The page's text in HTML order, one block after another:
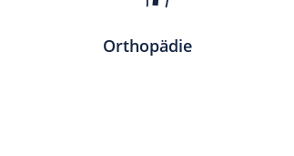
Orthopädie